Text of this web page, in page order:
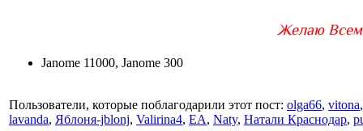
Желаю Всем
Janome 11000, Janome 300
Пользователи, которые поблагодарили этот пост: olga66, vitona
lavanda, Яблоня-jblonj, Valirina4, ЕА, Naty, Натали Краснодар,